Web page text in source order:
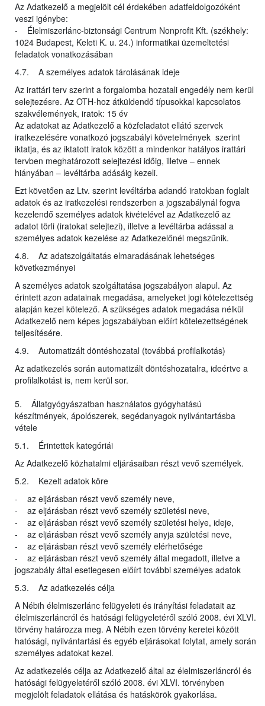
Az Adatkezelő a megjelölt cél érdekében adatfeldolgozóként
veszi igénybe:
- Élelmiszerlánc-biztonsági Centrum Nonprofit Kft. (székhely:
1024 Budapest, Keleti K. u. 24.) informatikai üzemeltetési
feladatok vonatkozásában
4.7. A személyes adatok tárolásának ideje
Az irattári terv szerint a forgalomba hozatali engedély nem kerül
selejtezésre. Az OTH-hoz átküldendő típusokkal kapcsolatos
szakvélemények, iratok: 15 év
Az adatokat az Adatkezelő a közfeladatot ellátó szervek
iratkezelésére vonatkozó jogszabályi követelmények szerint
iktatja, és az iktatott iratok között a mindenkor hatályos irattári
tervben meghatározott selejtezési időig, illetve – ennek
hiányában – levéltárba adásáig kezeli.
Ezt követően az Ltv. szerint levéltárba adandó iratokban foglalt
adatok és az iratkezelési rendszerben a jogszabálynál fogva
kezelendő személyes adatok kivételével az Adatkezelő az
adatot törli (iratokat selejtezi), illetve a levéltárba adással a
személyes adatok kezelése az Adatkezelőnél megszűnik.
4.8. Az adatszolgáltatás elmaradásának lehetséges
következményei
A személyes adatok szolgáltatása jogszabályon alapul. Az
érintett azon adatainak megadása, amelyeket jogi kötelezettség
alapján kezel kötelező. A szükséges adatok megadása nélkül
Adatkezelő nem képes jogszabályban előírt kötelezettségének
teljesítésére.
4.9. Automatizált döntéshozatal (továbbá profilalkotás)
Az adatkezelés során automatizált döntéshozatalra, ideértve a
profilalkotást is, nem kerül sor.
5. Állatgyógyászatban használatos gyógyhatású
készítmények, ápolószerek, segédanyagok nyilvántartásba
vétele
5.1. Érintettek kategóriái
Az Adatkezelő közhatalmi eljárásaiban részt vevő személyek.
5.2. Kezelt adatok köre
- az eljárásban részt vevő személy neve,
- az eljárásban részt vevő személy születési neve,
- az eljárásban részt vevő személy születési helye, ideje,
- az eljárásban részt vevő személy anyja születési neve,
- az eljárásban részt vevő személy elérhetősége
- az eljárásban részt vevő személy által megadott, illetve a
jogszabály által esetlegesen előírt további személyes adatok
5.3. Az adatkezelés célja
A Nébih élelmiszerlánc felügyeleti és irányítási feladatait az
élelmiszerláncról és hatósági felügyeletéről szóló 2008. évi XLVI.
törvény határozza meg. A Nébih ezen törvény keretei között
hatósági, nyilvántartási és egyéb eljárásokat folytat, amely során
személyes adatokat kezel.
Az adatkezelés célja az Adatkezelő által az élelmiszerláncról és
hatósági felügyeletéről szóló 2008. évi XLVI. törvényben
megjelölt feladatok ellátása és hatáskörök gyakorlása.